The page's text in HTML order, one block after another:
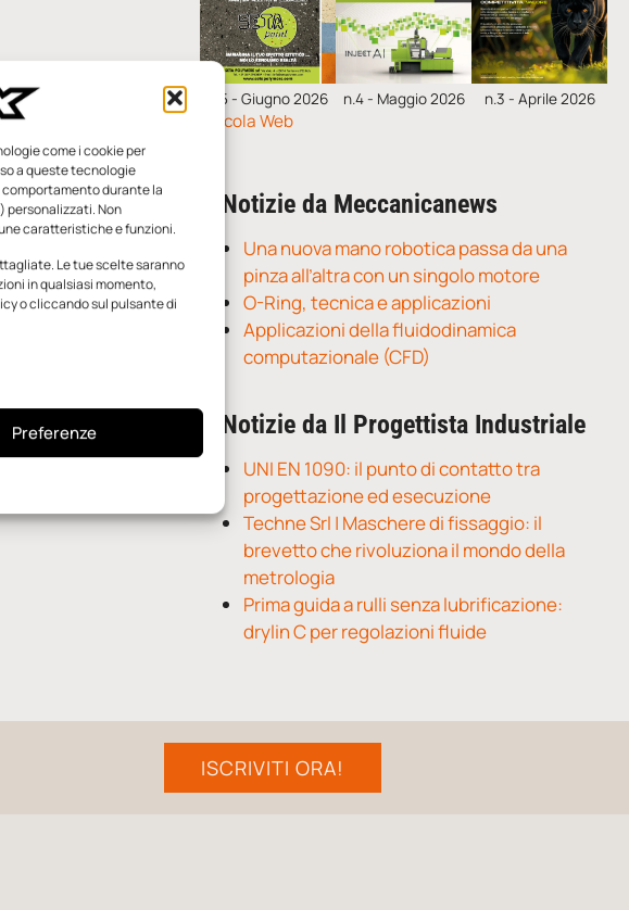
come i cookie per
a queste tecnologie
durante la
personalizzati. Non
caratteristiche e funzioni.
Le tue scelte saranno
in qualsiasi momento,
o cliccando sul pulsante di
Preferenze
n.5 - Giugno 2026 n.4 - Maggio 2026 n.3 - Aprile 2026
Edicola Web
Notizie da Meccanicanews
Una nuova mano robotica passa da una
pinza all’altra con un singolo motore
O-Ring, tecnica e applicazioni
Applicazioni della fluidodinamica
computazionale (CFD)
Notizie da Il Progettista Industriale
UNI EN 1090: il punto di contatto tra
progettazione ed esecuzione
Techne Srl | Maschere di fissaggio: il
brevetto che rivoluziona il mondo della
metrologia
Prima guida a rulli senza lubrificazione:
drylin C per regolazioni fluide
ISCRIVITI ORA!